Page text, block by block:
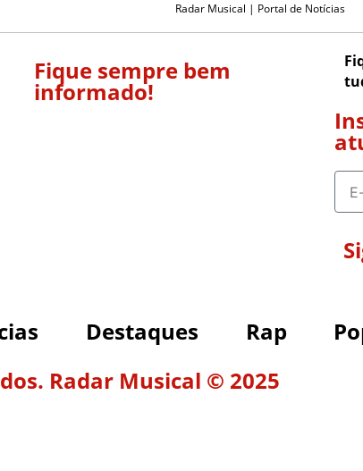
Radar Musical | Portal de Notícias
Fique sempre bem
informado!
Destaques Rap
Radar Musical © 2025